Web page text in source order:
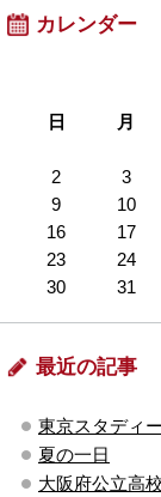
カレンダー
日
月
2
3
9
10
16
17
23
24
30
31
最近の記事
東京スタデ
夏の一日
大阪府公立高